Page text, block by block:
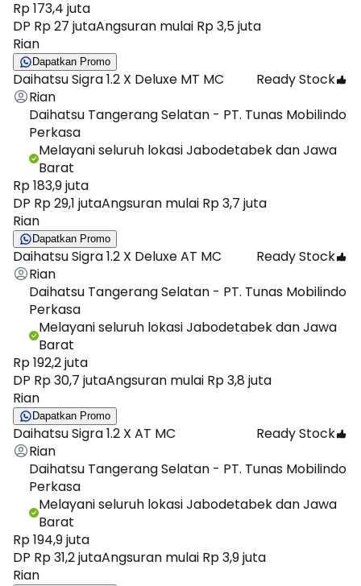
Rp 173,4 juta
DP Rp 27 jutaAngsuran mulai Rp 3,5 juta
Rian
Dapatkan Promo
Daihatsu Sigra 1.2 X Deluxe MT MC
Ready Stock
Rian
Daihatsu Tangerang Selatan - PT. Tunas Mobilindo
Perkasa
Melayani seluruh lokasi Jabodetabek dan Jawa
Barat
Rp 183,9 juta
DP Rp 29,1 jutaAngsuran mulai Rp 3,7 juta
Rian
Dapatkan Promo
Daihatsu Sigra 1.2 X Deluxe AT MC
Ready Stock
Rian
Daihatsu Tangerang Selatan - PT. Tunas Mobilindo
Perkasa
Melayani seluruh lokasi Jabodetabek dan Jawa
Barat
Rp 192,2 juta
DP Rp 30,7 jutaAngsuran mulai Rp 3,8 juta
Rian
Dapatkan Promo
Daihatsu Sigra 1.2 X AT MC
Ready Stock
Rian
Daihatsu Tangerang Selatan - PT. Tunas Mobilindo
Perkasa
Melayani seluruh lokasi Jabodetabek dan Jawa
Barat
Rp 194,9 juta
DP Rp 31,2 jutaAngsuran mulai Rp 3,9 juta
Rian